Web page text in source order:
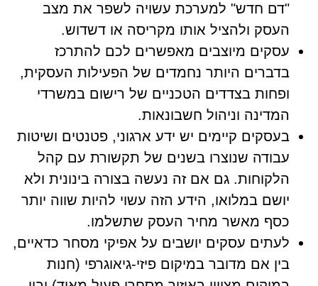
"דם חדש" למערכת עשויה לשפר את מצב
העסק ולהציל אותו מקריסה או דשדוש.
עסקים מיוצבים מאפשרים לכם להתרכז
בדברים היותר נחמדים של הפעילות העסקית,
ופחות בצדדים הטכניים של רישום במשרדי
המדינה וניהול חשבונאות.
בעסקים קיימים יש ידע ארגוני, פטנטים ושיטות
עבודה שנוצרו בשנים של תקשורת עם קהל
הלקוחות. גם אם זה נעשה בצורה בינונית ולא
יושם במלואו, הידע הזה עשוי להיות שווה יותר
כסף מאשר מחיר העסק שתשלמו.
לעתים עסקים יושבים על אפיקי מסחר כדאיים,
בין אם מדובר במיקום פיזי-גיאוגרפי (חנות